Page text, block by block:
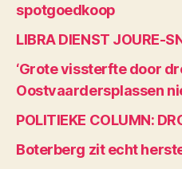
spotgoedkoop
LIBRA DIENST JOURE-
‘Grote vissterfte door
Oostvaardersplassen
POLITIEKE COLUMN:
Boterberg zit echt